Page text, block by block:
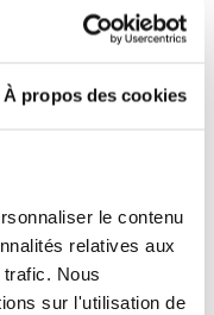
À propos des cookies
le contenu
relatives aux
Nous
sur l'utilisation de
huile sur toile
teintés,
la neige est
sombre
manteau